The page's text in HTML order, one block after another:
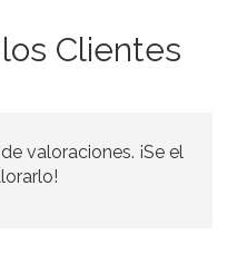
Clientes
valoraciones. ¡Se el